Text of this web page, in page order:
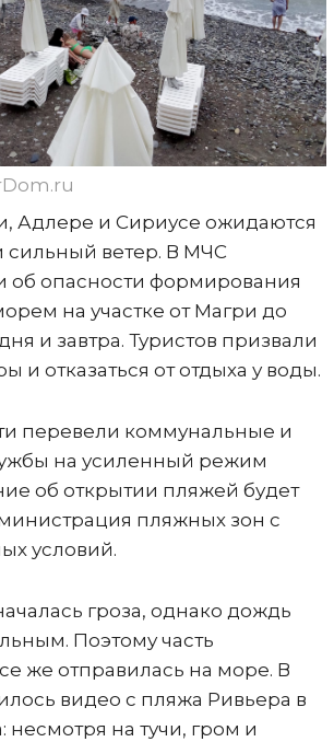
Адлере и Сириусе ожидаются
сильный ветер. В МЧС
об опасности формирования
на участке от Магри до
и завтра. Туристов призвали
и отказаться от отдыха у воды.
перевели коммунальные и
на усиленный режим
об открытии пляжей будет
пляжных зон с
условий.
гроза, однако дождь
Поэтому часть
же отправилась на море. В
видео с пляжа Ривьера в
несмотря на тучи, гром и